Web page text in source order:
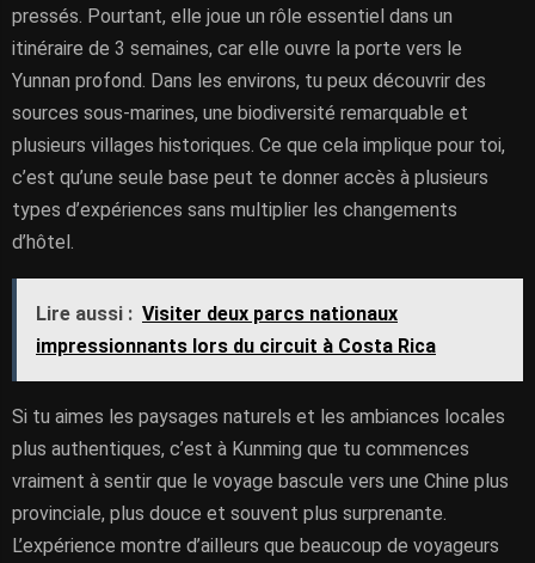
pressés. Pourtant, elle joue un rôle essentiel dans un
itinéraire de 3 semaines, car elle ouvre la porte vers le
Yunnan profond. Dans les environs, tu peux découvrir des
sources sous-marines, une biodiversité remarquable et
plusieurs villages historiques. Ce que cela implique pour toi,
c’est qu’une seule base peut te donner accès à plusieurs
types d’expériences sans multiplier les changements
d’hôtel.
Lire aussi : Visiter deux parcs nationaux
impressionnants lors du circuit à Costa Rica
Si tu aimes les paysages naturels et les ambiances locales
plus authentiques, c’est à Kunming que tu commences
vraiment à sentir que le voyage bascule vers une Chine plus
provinciale, plus douce et souvent plus surprenante.
L’expérience montre d’ailleurs que beaucoup de voyageurs